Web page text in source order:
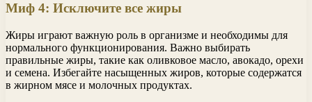
Миф 4: Исключите все жиры
Жиры играют важную роль в организме и необходимы для
нормального функционирования. Важно выбирать
правильные жиры, такие как оливковое масло, авокадо, орехи
и семена. Избегайте насыщенных жиров, которые содержатся
в жирном мясе и молочных продуктах.